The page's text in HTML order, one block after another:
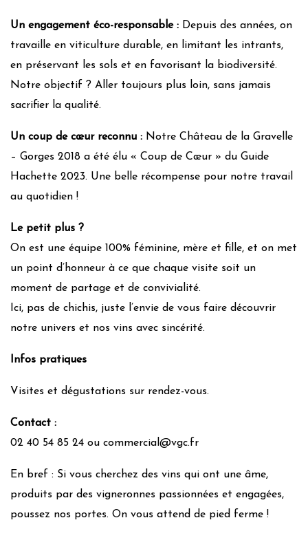
Un engagement éco-responsable : Depuis des années, on
travaille en viticulture durable, en limitant les intrants,
en préservant les sols et en favorisant la biodiversité.
Notre objectif ? Aller toujours plus loin, sans jamais
sacrifier la qualité.
Un coup de cœur reconnu : Notre Château de la Gravelle
– Gorges 2018 a été élu « Coup de Cœur » du Guide
Hachette 2023. Une belle récompense pour notre travail
au quotidien !
Le petit plus ?
On est une équipe 100% féminine, mère et fille, et on met
un point d’honneur à ce que chaque visite soit un
moment de partage et de convivialité.
Ici, pas de chichis, juste l’envie de vous faire découvrir
notre univers et nos vins avec sincérité.
Infos pratiques
Visites et dégustations sur rendez-vous.
Contact :
02 40 54 85 24 ou commercial@vgc.fr
En bref : Si vous cherchez des vins qui ont une âme,
produits par des vigneronnes passionnées et engagées,
poussez nos portes. On vous attend de pied ferme !